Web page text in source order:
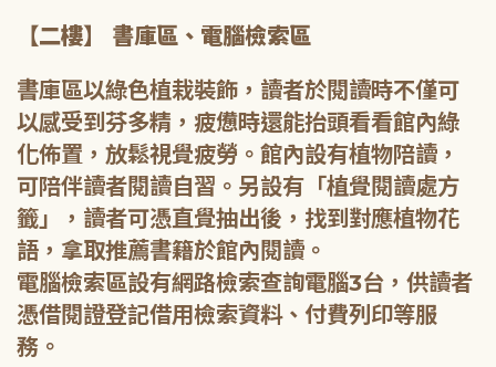
【二樓】 書庫區、電腦檢索區
書庫區以綠色植栽裝飾，讀者於閱讀時不僅可
以感受到芬多精，疲憊時還能抬頭看看館內綠
化佈置，放鬆視覺疲勞。館內設有植物陪讀，
可陪伴讀者閱讀自習。另設有「植覺閱讀處方
籤」，讀者可憑直覺抽出後，找到對應植物花
語，拿取推薦書籍於館內閱讀。
電腦檢索區設有網路檢索查詢電腦3台，供讀者
憑借閱證登記借用檢索資料、付費列印等服
務。